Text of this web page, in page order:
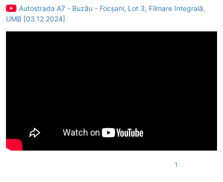
Autostrada A7 - Buzău - Focșani, Lot 3, Filmare Integrală,
UMB [03.12.2024]
1